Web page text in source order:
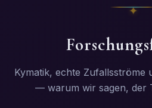
Kymatik, echte Zufallsströme
— warum wir sagen, der